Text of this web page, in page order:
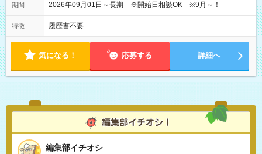
期間 2026年09月01日～長期 ※開始日相談OK ※9月～！
特徴 履歴書不要
気になる！ 応募する 詳細へ
編集部イチオシ